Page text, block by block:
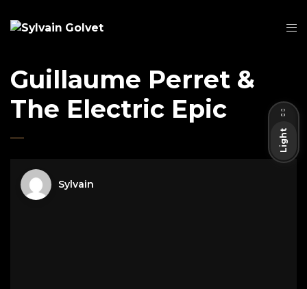
Guillaume Perret &
The Electric Epic
Sylvain
Light
Dark